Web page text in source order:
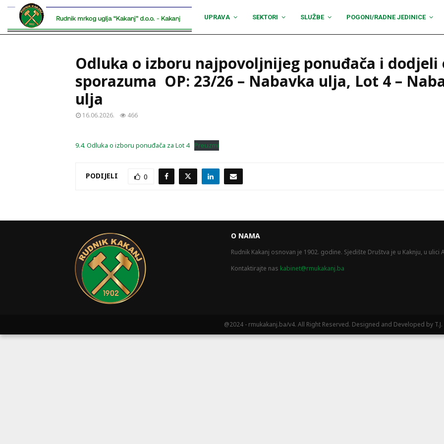
UPRAVA SEKTORI SLUŽBE POGONI/RADNE JEDINICE
Odluka o izboru najpovoljnijeg ponuđača i dodjeli
sporazuma OP: 23/26 – Nabavka ulja, Lot 4 –
ulja
16.06.2026. 466
9.4. Odluka o izboru ponuđača za Lot 4 Preuzmi
PODIJELI 0
O NAMA
Rudnik Kakanj osnovan je 1902. godine. Sjedište Društva je u Kaknju, u ulici
Kontaktirajte nas kabinet@rmukakanj.ba
@2024 - rmukakanj.ba/v4. All Right Reserved. Designed and Developed by T.J.